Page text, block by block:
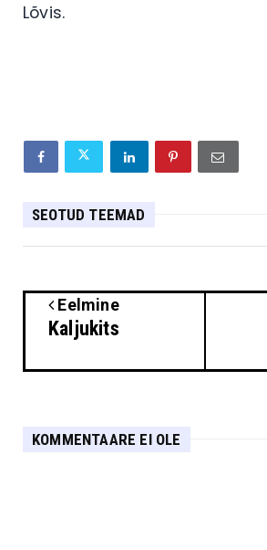
Lõvis.
SEOTUD TEEMAD
Eelmine
Kaljukits
KOMMENTAARE EI OLE